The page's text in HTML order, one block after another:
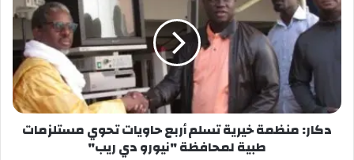
شارك هذا الموضوع:
فيس بوك
معجب بهذه:
دكار: منظمة خيرية تسلم أربع حاويات تحوي مستلزمات
طبية لمحافظة "نيورو دي ريب"